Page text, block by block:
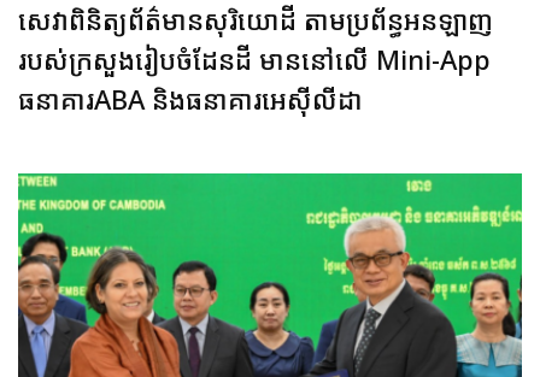
សេវាពិនិត្យព័ត៌មានសុរិយោដី តាមប្រព័ន្ធអនឡាញ
របស់ក្រសួងរៀបចំដែនដី មាននៅលើ Mini-App
ធនាគារABA និងធនាគារអេស៊ីលីដា